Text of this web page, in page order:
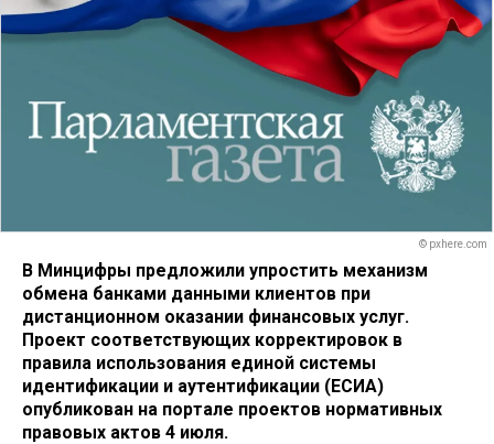
© pxhere.com
В Минцифры предложили упростить механизм
обмена банками данными клиентов при
дистанционном оказании финансовых услуг.
Проект соответствующих корректировок в
правила использования единой системы
идентификации и аутентификации (ЕСИА)
опубликован на портале проектов нормативных
правовых актов 4 июля.